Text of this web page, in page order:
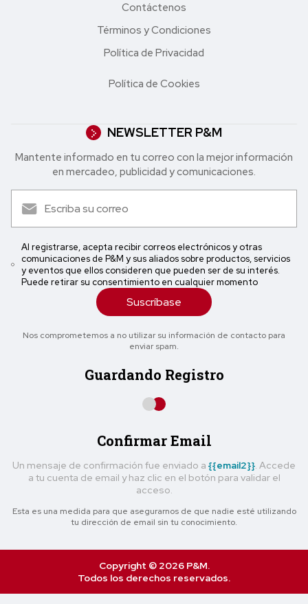
Contáctenos
Términos y Condiciones
Política de Privacidad
Política de Cookies
NEWSLETTER P&M
Mantente informado en tu correo con la mejor in formación
en mercadeo, publicidad y comunicaciones.
Al registrarse, acepta recibir correos electrónicos y otras
comunicaciones de P&M y sus aliados sobre productos, servicios
y eventos que ellos consideren que pueden ser de su interés.
Puede retirar su consentimiento en cualquier momento
Suscríbase
Nos comprometemos a no utilizar su información de contacto para
enviar spam.
Guardando Registro
Confirmar Email
Un mensaje de confirmación fue enviado a {{email2}}. Accede
a tu cuenta de email y haz clic en el botón para validar el
acceso.
Esta es una medida para que asegurarnos de que nadie esté utilizando
tu dirección de email sin tu conocimiento.
Copyright © 2026 P&M.
Todos los derechos reservados.